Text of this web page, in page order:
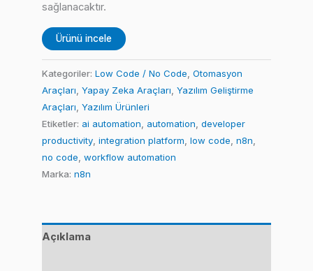
sağlanacaktır.
Ürünü incele
Kategoriler: Low Code / No Code Otomasyon
Araçları Yapay Zeka Araçları Yazılım Geliştirme
Araçları Yazılım Ürünleri
Etiketler: ai automation automation developer
productivity integration platform low code n8n
no code workflow automation
Marka: n8n
Açıklama